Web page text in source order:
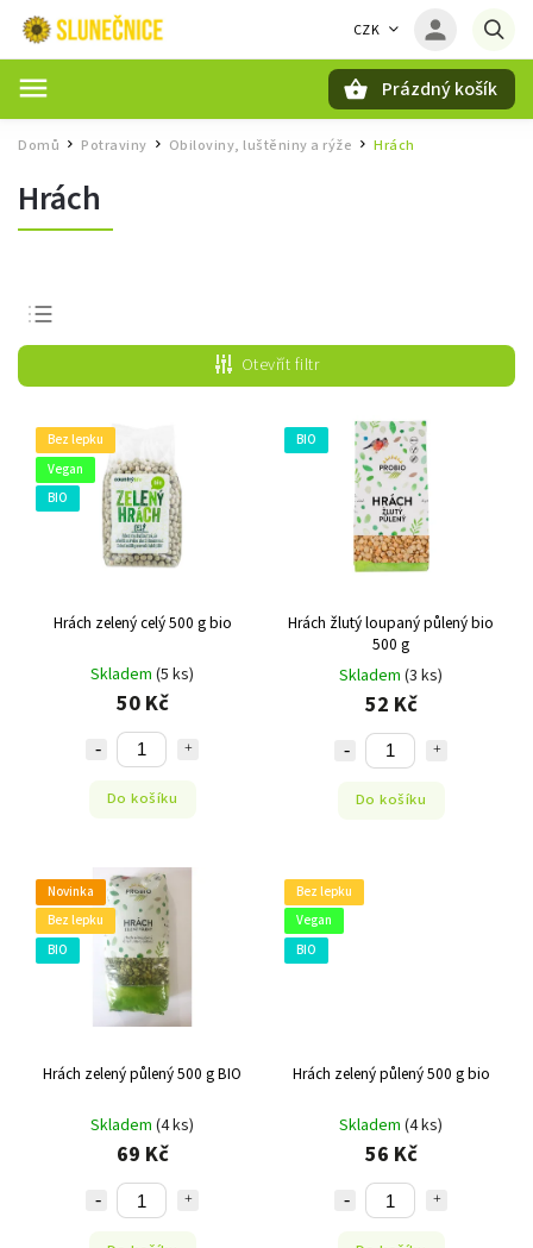
CZK
Prázdný košík
Domů / Potraviny Obiloviny, luštěniny a rýže / Hrách
Hrách
Nejprodávanější
Nejlevnější
Nejdražší
Abecedně
Otevřít filtr
Bez lepku
Vegan
BIO
Hrách zelený celý 500 g bio
Skladem (5 ks)
50 Kč
Do košíku
BIO
Hrách žlutý loupaný půlený bio
500 g
Skladem (3 ks)
52 Kč
Do košíku
Novinka
Bez lepku
BIO
Hrách zelený půlený 500 g BIO
Skladem (4 ks)
69 Kč
Bez lepku
Vegan
BIO
Hrách zelený půlený 500 g bio
Skladem (4 ks)
56 Kč